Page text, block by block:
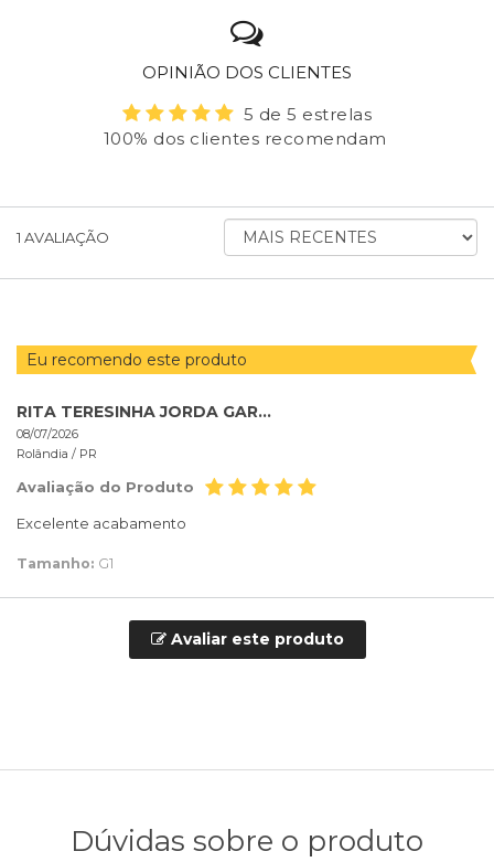
OPINIÃO DOS CLIENTES
5 de 5 estrelas
100% dos clientes recomendam
1 AVALIAÇÃO
ORDENAR
AVALIAÇÕES
Eu recomendo este produto
RITA TERESINHA JORDA GARDIM
08/07/2026
Rolândia / PR
Avaliação do Produto
Excelente acabamento
Tamanho: G1
Avaliar este produto
Dúvidas sobre o produto